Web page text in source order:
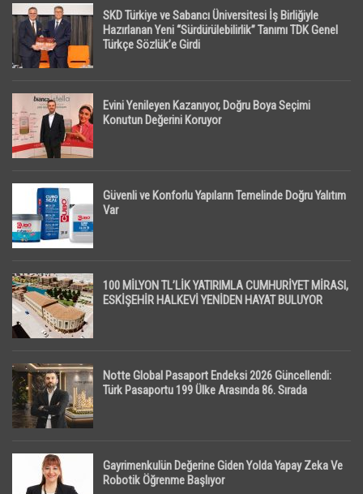
SKD Türkiye ve Sabancı Üniversitesi İş Birliğiyle
Hazırlanan Yeni “Sürdürülebilirlik” Tanımı TDK Genel
Türkçe Sözlük’e Girdi
Evini Yenileyen Kazanıyor, Doğru Boya Seçimi
Konutun Değerini Koruyor
Güvenli ve Konforlu Yapıların Temelinde Doğru Yalıtım
Var
100 MİLYON TL’LİK YATIRIMLA CUMHURİYET MİRASI,
ESKİŞEHİR HALKEVİ YENİDEN HAYAT BULUYOR
Notte Global Pasaport Endeksi 2026 Güncellendi:
Türk Pasaportu 199 Ülke Arasında 86. Sırada
Gayrimenkulün Değerine Giden Yolda Yapay Zeka Ve
Robotik Öğrenme Başlıyor